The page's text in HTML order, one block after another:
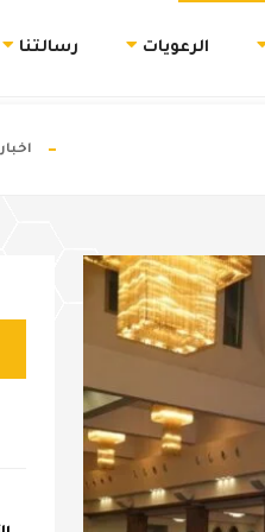
الرعويات رسالتنا
اخبار